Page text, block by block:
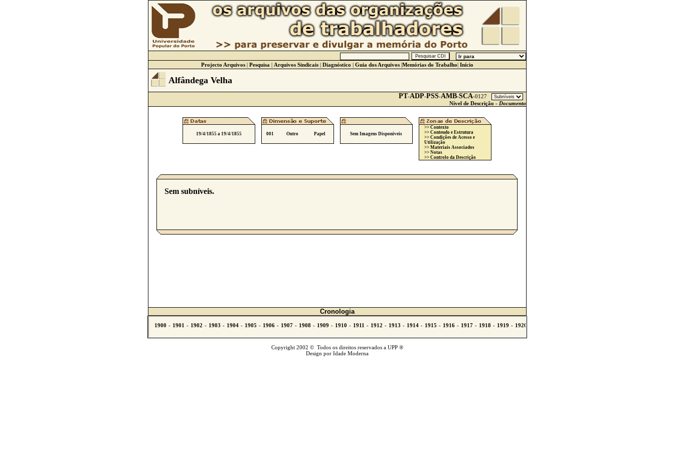
Projecto Arquivos| Pesquisa | Arquivos Sindicais| Diagnóstico | Guia dos Arquivos|Memórias do Trabalho| Início
Alfândega Velha
PT-ADP-PSS-AMB-SCA-0127
Nível de Descrição - Documento
19/4/1855 a 19/4/1855 001 Outro Papel Sem Imagens Disponiveis
>> Contexto
>> Conteudo e Estrutura
>> Condições de Acesso e
Utilização
>> Materiais Associados
>> Notas
>> Controlo da Descrição
Sem subníveis.
Cronologia
Copyright 2002 © Todos os direitos reservados a UPP ®
Design por Idade Moderna